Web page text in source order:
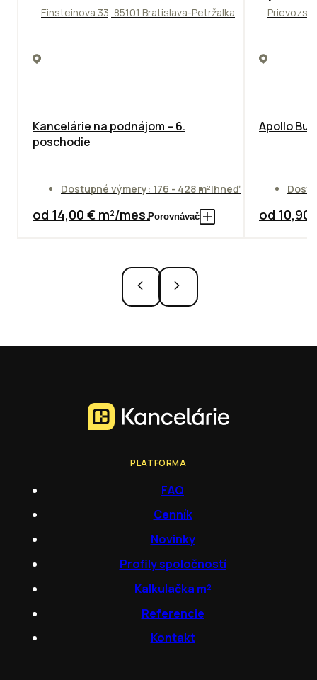
Einsteinova 33, 85101 Bratislava-Petržalka
Kancelárie na podnájom – 6.
poschodie
Dostupné výmery: 176 - 428 m²Ihneď
od 14,00 € m²/mes.Porovnávač
Apollo
od 10,90
PLATFORMA
FAQ
Cenník
Novinky
Profily spoločností
Kalkulačka m²
Referencie
Kontakt